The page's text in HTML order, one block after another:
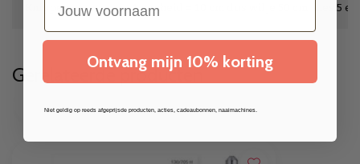
Knippen
1 eenheid = 10 cm dus wil je 50 cm, kies 5
Gerelateerde producten
Ontvang mijn 10% korting
Niet geldig op reeds afgeprijsde producten, acties, cadeaubonnen, naaimachines.